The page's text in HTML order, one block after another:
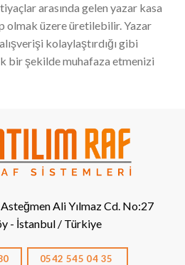
arasında gelen yazar kasa
olmak üzere üretilebilir. Yazar
kolaylaştırdığı gibi
bir şekilde muhafaza etmenizi
Ali Yılmaz Cd. No:27
- İstanbul / Türkiye
0542 545 04 35